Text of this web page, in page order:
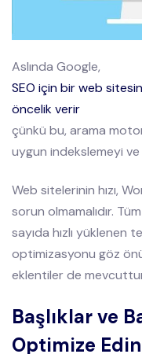
Aslında Google,
SEO için bir web
öncelik verir
çünkü bu, arama
uygun indekslemeyi ve
Web sitelerinin hızı,
sorun olmamalıdır.
sayıda hızlı yüklenen
optimizasyonu göz
eklentiler de
Başlıklar ve
Optimize Edin